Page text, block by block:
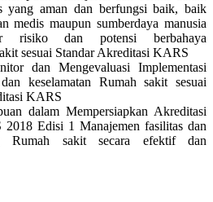
yang aman dan berfungsi baik, baik
medis maupun sumberdaya manusia
risiko dan potensi berbahaya
sesuai Standar Akreditasi KARS
dan Mengevaluasi Implementasi
keselamatan Rumah sakit sesuai
KARS
dalam Mempersiapkan Akreditasi
Edisi 1 Manajemen fasilitas dan
Rumah sakit secara efektif dan